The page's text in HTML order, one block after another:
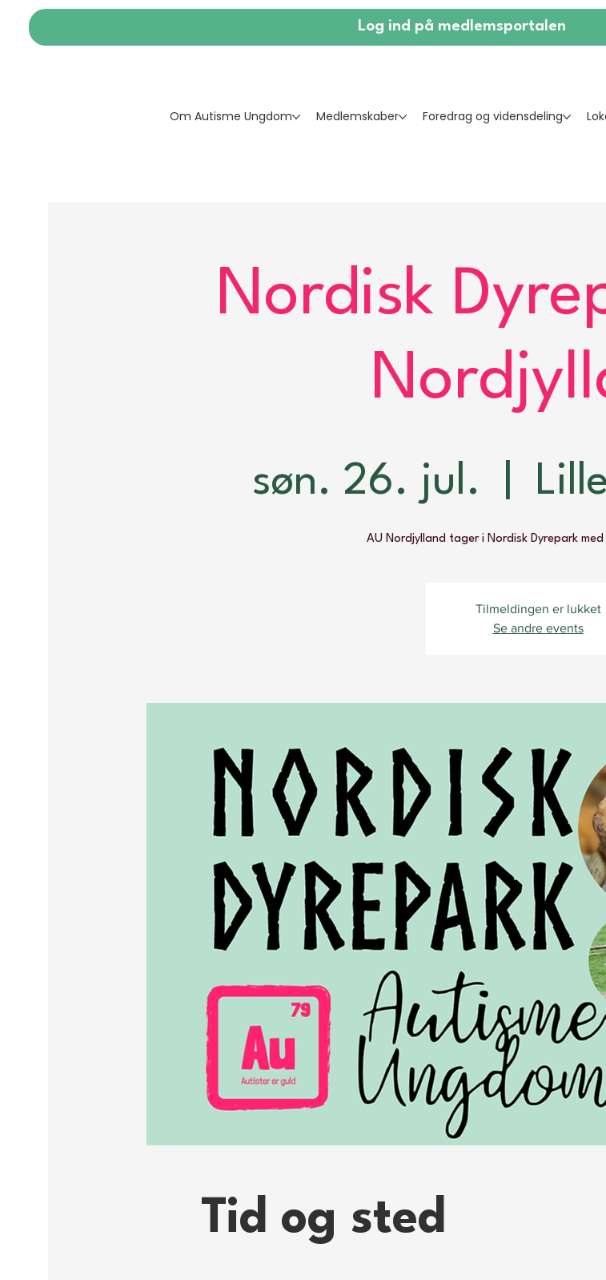
Log ind på medlemsportalen
Om Autisme Ungdom Medlemskaber Foredrag og vidensdeling
Nordisk
søn. 26. jul.
AU Nordjylland tager i Nordisk Dyrepark
Tilmeldingen er lukket
Se andre events
Tid og sted